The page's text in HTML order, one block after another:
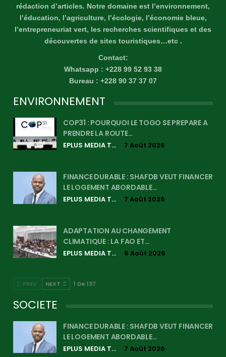
rédaction d’articles. Notre domaine est l’environnement,
l’éducation, l’agriculture, l’écologie, l’économie bleue,
l’entrepreneuriat vert, les recherches scientifiques et des
découvertes de sites touristiques…etc .
Contact:
Whatsapp : +228 99 52 93 38
Bureau : +228 90 37 37 07
ENVIRONNEMENT
COP31 : POURQUOI LE TOGO SE PREPARE A
PRENDRE LA ROUTE…
EPLUS MEDIA TV 7 Août 2026
FINANCE DURABLE : SHAFDB VEUT FINANCER
LE LOGEMENT ABORDABLE…
EPLUS MEDIA TV 7 Août 2026
ADAPTATION AU CHANGEMENT
CLIMATIQUE : LA FAO ET…
EPLUS MEDIA TV 6 Août 2026
PREV NEXT 1 De 137
SOCIETE
FINANCE DURABLE : SHAFDB VEUT FINANCER
LE LOGEMENT ABORDABLE…
EPLUS MEDIA TV 7 Août 2026